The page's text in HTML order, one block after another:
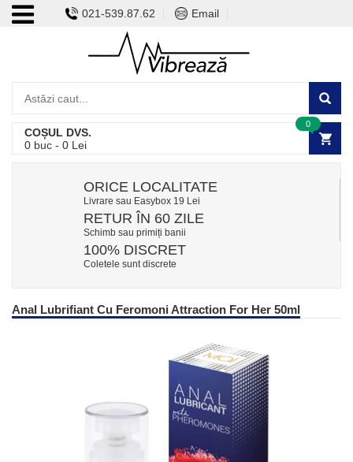
021-539.87.62 Email
COȘUL DVS.
0 buc - 0 Lei
0
ORICE LOCALITATE
Livrare sau Easybox 19 Lei
RETUR ÎN 60 ZILE
Schimb sau primiți banii
100% DISCRET
Coletele sunt discrete
Anal Lubrifiant Cu Feromoni Attraction For Her 50ml